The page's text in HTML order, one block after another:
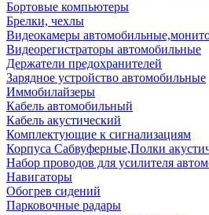
Бортовые компьютеры
Брелки, чехлы
Видеокамеры
Видеорегистраторы автомобильные
Держатели предохранителей
Зарядное устройство автомобильные
Иммобилайзеры
Кабель автомобильный
Кабель акустический
Комплектующие к сигнализациям
Корпуса Сабвуферные,Полки
Набор проводов для усилителя
Навигаторы
Обогрев сидений
Парковочные радары